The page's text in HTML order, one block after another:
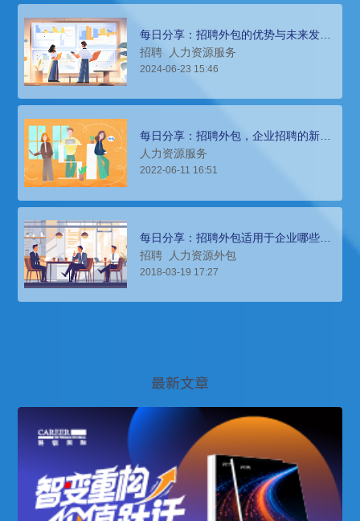
每日分享：招聘外包的优势与未来发
展，企业人才获取新选择
招聘 人力资源服务
2024-06-23 15:46
每日分享：招聘外包，企业招聘的新选
择
人力资源服务
2022-06-11 16:51
每日分享：招聘外包适用于企业哪些用
工场景？
招聘 人力资源外包
2018-03-19 17:27
最新文章